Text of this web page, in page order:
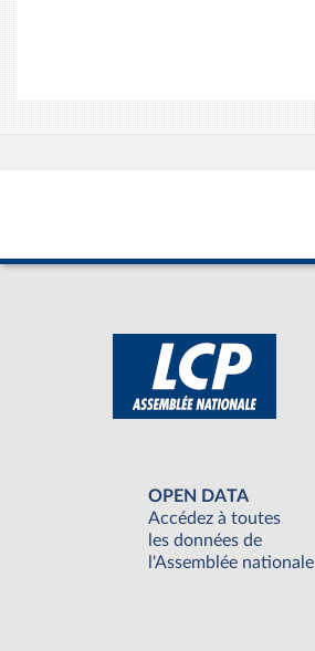
OPEN DATA
Accédez à toutes
les données de
l'Assemblée nationale